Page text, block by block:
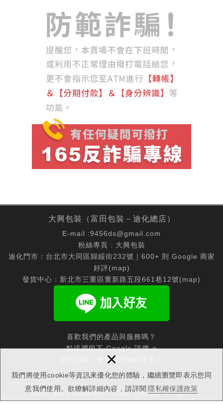
我們將使用cookie等資訊來優化您的體驗，繼續瀏覽即表示您同
意我們使用。欲瞭解詳細內容，請詳閱 隱私權保護政策
×
大興包裝（富田包裝－迪化總店）
E-mail :9456ds@gmail.com
粉絲專頁 : 大興包裝
迪化門市：台北市大同區歸綏街232號｜600+ 則 Google 商家
好評(map)
發貨中心：新北市三重區重新路五段661巷12號(map)
喜歡我們的產品與服務嗎？
點這裡留下 Google 評價 ⭐
您的回饋，會讓我們做得更好！
Copyright © Copyright © 2025 大興包裝 all rights